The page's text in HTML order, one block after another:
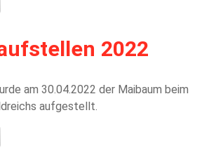
2022
am 30.04.2022 der Maibaum beim
aufgestellt.